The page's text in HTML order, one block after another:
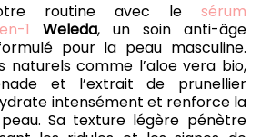
routine avec le sérum
1
Weleda, un soin anti-âge
pour la peau masculine.
naturels comme l’aloe vera bio,
et l’extrait de prunellier
intensément et renforce la
Sa texture légère pénètre